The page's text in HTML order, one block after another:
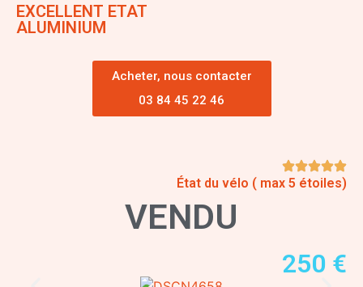
EXCELLENT ETAT
ALUMINIUM
Acheter, nous contacter
03 84 45 22 46
État du vélo ( max 5 étoiles)
VENDU
250 €